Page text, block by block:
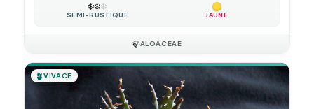
❄️❄️❄️
SEMI-RUSTIQUE JAUNE
🍃ALOACEAE
🪴VIVACE